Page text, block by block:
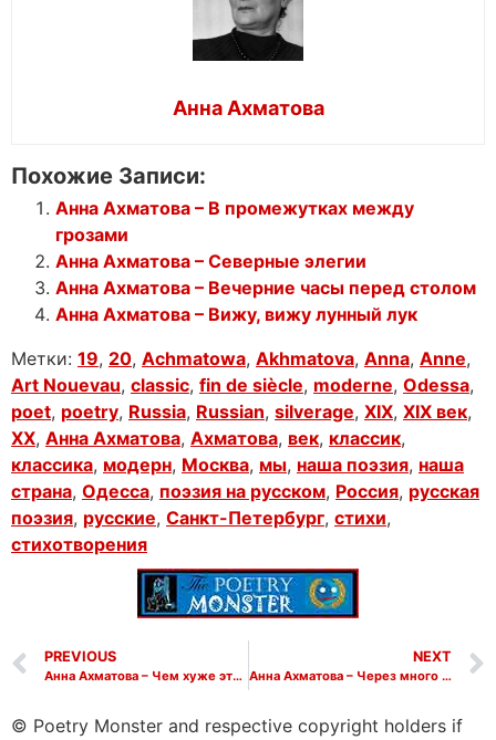
Анна Ахматова
Похожие Записи:
Анна Ахматова – В промежутках между
грозами
Анна Ахматова – Северные элегии
Анна Ахматова – Вечерние часы перед столом
Анна Ахматова – Вижу, вижу лунный лук
Метки: 19, 20, Achmatowa, Akhmatova, Anna, Anne,
Art Nouevau, classic, fin de siècle, moderne, Odessa,
poet, poetry, Russia, Russian, silverage, XIX, XIX век,
XX, Анна Ахматова, Ахматова, век, классик,
классика, модерн, Москва, мы, наша поэзия, наша
страна, Одесса, поэзия на русском, Россия, русская
поэзия, русские, Санкт-Петербург, стихи,
стихотворения
PREVIOUS
Анна Ахматова – Чем хуже этот век предшествующих
NEXT
Анна Ахматова – Через много лет
© Poetry Monster and respective copyright holders if